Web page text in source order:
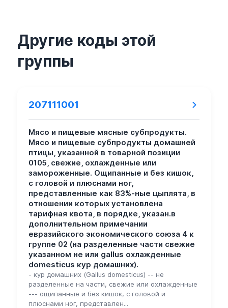
Другие коды этой
группы
207111001
Мясо и пищевые мясные субпродукты.
Мясо и пищевые субпродукты домашней
птицы, указанной в товарной позиции
0105, свежие, охлажденные или
замороженные. Ощипанные и без кишок,
с головой и плюснами ног,
представленные как 83%-ные цыплята, в
отношении которых установлена
тарифная квота, в порядке, указан.в
дополнительном примечании
евразийского экономического союза 4 к
группе 02 (на разделенные части свежие
указанном не или gallus охлажденные
domesticus кур домашних).
- кур домашних (Gallus domesticus) -- не
разделенные на части, свежие или охлажденные
--- ощипанные и без кишок, с головой и
плюснами ног, представлен...